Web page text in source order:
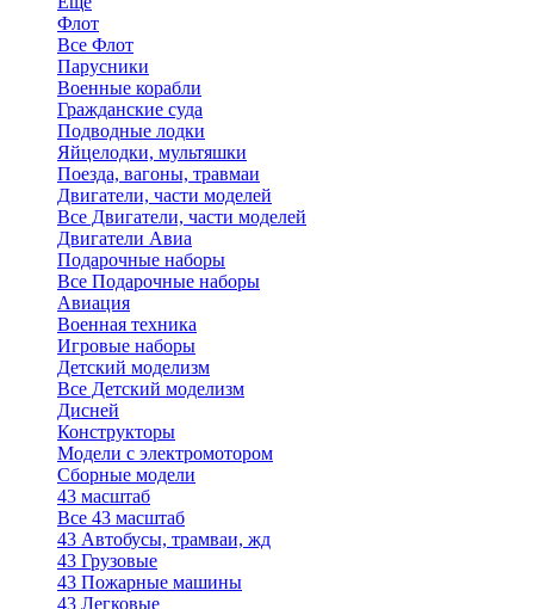
Флот
Все Флот
Парусники
Военные корабли
Гражданские суда
Подводные лодки
Яйцелодки, мультяшки
Поезда, вагоны, травмаи
Двигатели, части моделей
Все Двигатели, части моделей
Двигатели Авиа
Подарочные наборы
Все Подарочные наборы
Авиация
Военная техника
Игровые наборы
Детский моделизм
Все Детский моделизм
Дисней
Конструкторы
Модели с электромотором
Сборные модели
43 масштаб
Все 43 масштаб
43 Автобусы, трамваи, жд
43 Грузовые
43 Пожарные машины
43 Легковые